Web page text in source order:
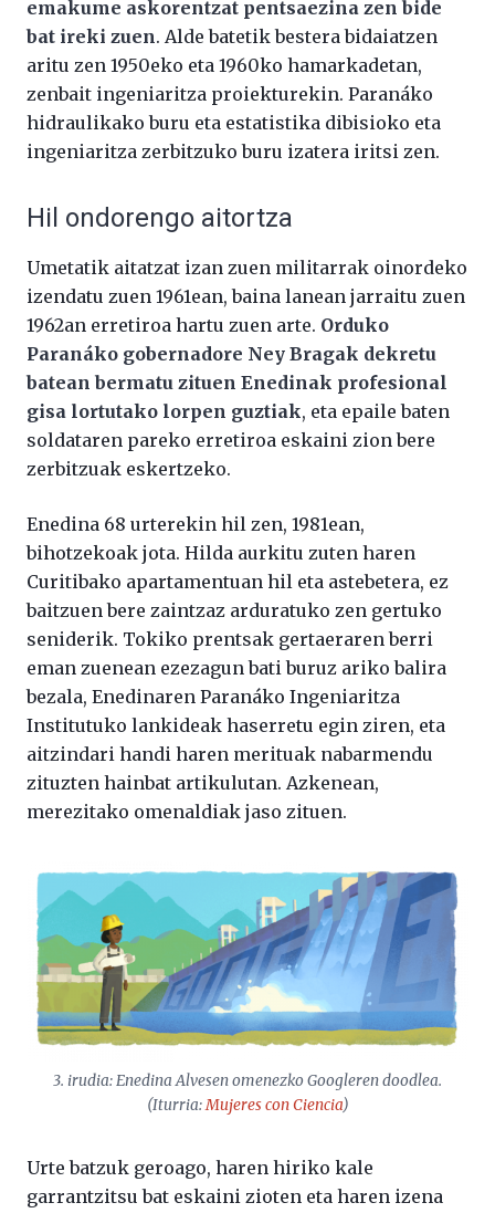
emakume askorentzat pentsaezina zen bide
bat ireki zuen. Alde batetik bestera bidaiatzen
aritu zen 1950eko eta 1960ko hamarkadetan,
zenbait ingeniaritza proiekturekin. Paranáko
hidraulikako buru eta estatistika dibisioko eta
ingeniaritza zerbitzuko buru izatera iritsi zen.
Hil ondorengo aitortza
Umetatik aitatzat izan zuen militarrak oinordeko
izendatu zuen 1961ean, baina lanean jarraitu zuen
1962an erretiroa hartu zuen arte. Orduko
Paranáko gobernadore Ney Bragak dekretu
batean bermatu zituen Enedinak profesional
gisa lortutako lorpen guztiak, eta epaile baten
soldataren pareko erretiroa eskaini zion bere
zerbitzuak eskertzeko.
Enedina 68 urterekin hil zen, 1981ean,
bihotzekoak jota. Hilda aurkitu zuten haren
Curitibako apartamentuan hil eta astebetera, ez
baitzuen bere zaintzaz arduratuko zen gertuko
seniderik. Tokiko prentsak gertaeraren berri
eman zuenean ezezagun bati buruz ariko balira
bezala, Enedinaren Paranáko Ingeniaritza
Institutuko lankideak haserretu egin ziren, eta
aitzindari handi haren merituak nabarmendu
zituzten hainbat artikulutan. Azkenean,
merezitako omenaldiak jaso zituen.
3. irudia: Enedina Alvesen omenezko Googleren doodlea.
(Iturria:Mujeres con Ciencia)
Urte batzuk geroago, haren hiriko kale
garrantzitsu bat eskaini zioten eta haren izena